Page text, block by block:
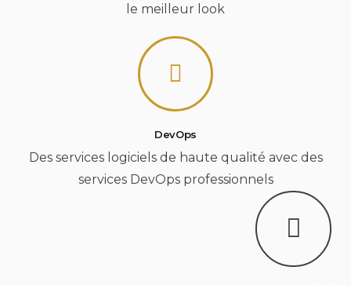
le meilleur look
DevOps
Des services logiciels de haute qualité avec des
services DevOps professionnels